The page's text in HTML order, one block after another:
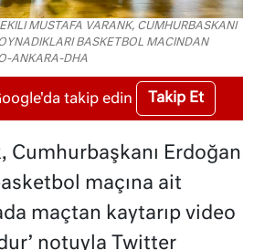
MUSTAFA VARANK, CUMHURBASKANI
BASKETBOL MACINDAN
ANKARA-DHA
takip edin Takip Et
Cumhurbaşkanı Erdoğan
maçına ait
maçtan kaytarıp video
notuyla Twitter